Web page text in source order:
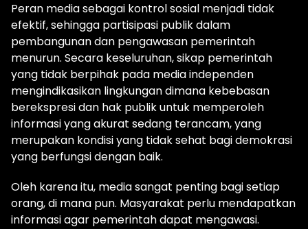
Peran media sebagai kontrol sosial menjadi tidak
efektif, sehingga partisipasi publik dalam
pembangunan dan pengawasan pemerintah
menurun. Secara keseluruhan, sikap pemerintah
yang tidak berpihak pada media independen
mengindikasikan lingkungan dimana kebebasan
berekspresi dan hak publik untuk memperoleh
informasi yang akurat sedang terancam, yang
merupakan kondisi yang tidak sehat bagi demokrasi
yang berfungsi dengan baik.
Oleh karena itu, media sangat penting bagi setiap
orang, di mana pun. Masyarakat perlu mendapatkan
informasi agar pemerintah dapat mengawasi.